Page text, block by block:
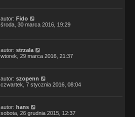
autor: Fido
środa, 30 marca 2016, 19:29
autor: strzala
wtorek, 29 marca 2016, 21:37
autor: szopenn
czwartek, 7 stycznia 2016, 08:04
autor: hans
sobota, 26 grudnia 2015, 12:37